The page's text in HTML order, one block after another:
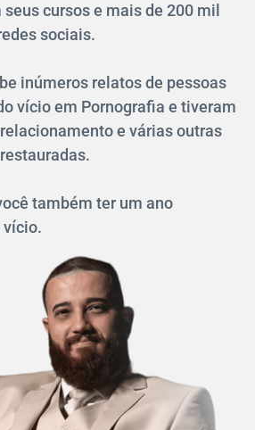
cursos e mais de 200 mil
sociais.
inúmeros relatos de pessoas
vício em Pornografia e tiveram
e várias outras
também ter um ano
vício.